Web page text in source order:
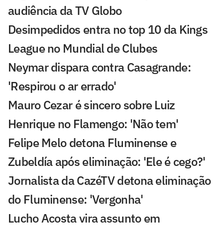
audiência da TV Globo
Desimpedidos entra no top 10 da Kings
League no Mundial de Clubes
Neymar dispara contra Casagrande:
'Respirou o ar errado'
Mauro Cezar é sincero sobre Luiz
Henrique no Flamengo: 'Não tem'
Felipe Melo detona Fluminense e
Zubeldía após eliminação: 'Ele é cego?'
Jornalista da CazéTV detona eliminação
do Fluminense: 'Vergonha'
Lucho Acosta vira assunto em